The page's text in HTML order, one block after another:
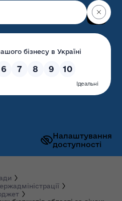
Налаштування
доступності
обласна